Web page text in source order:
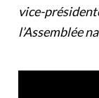
vice-
l’Assemblée